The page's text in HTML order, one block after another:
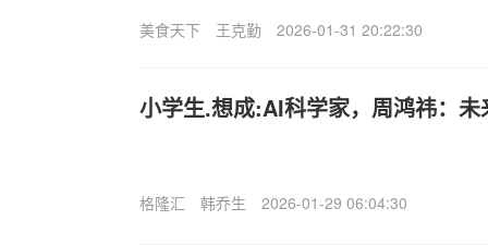
美食天下 王克勤 2026-01-31 20:22:30
小学生.想成:AI科学家，周鸿祎：未
格隆汇 韩乔生 2026-01-29 06:04:30